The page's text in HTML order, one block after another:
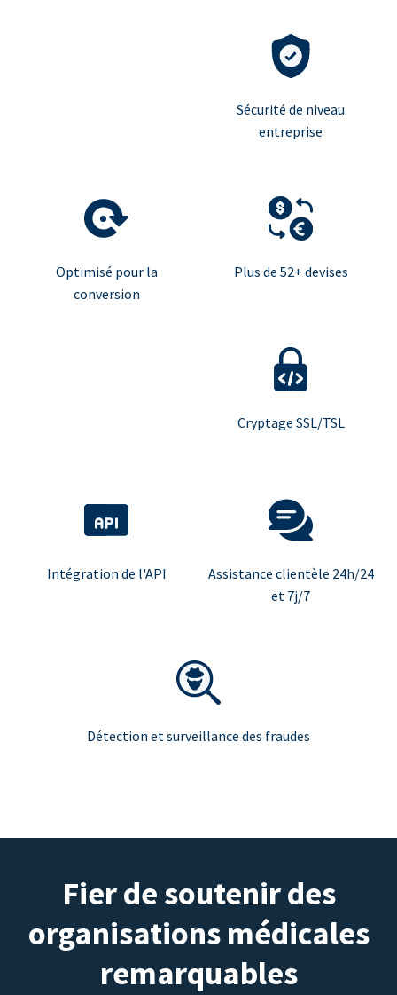
Sécurité de niveau
entreprise
Optimisé pour la
conversion
Plus de 52+ devises
Cryptage SSL/TSL
Intégration de l'API
Assistance clientèle 24h/24
et 7j/7
Détection et surveillance des fraudes
Fier de soutenir des
organisations médicales
remarquables